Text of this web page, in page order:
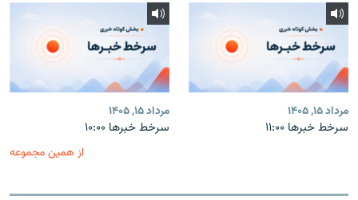
مرداد ۱۵, ۱۴۰۵
سرخط خبرها ۱۱:۰۰
مرداد ۱۵, ۱۴۰۵
سرخط خبرها ۱۰:۰۰
از همین مجموعه